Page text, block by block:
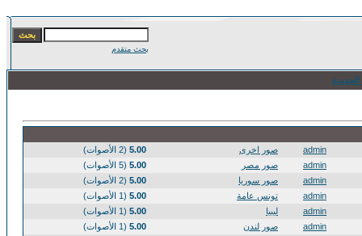
بحث متقدم
admin صور اخرى 5.00 (2 الأصوات)
admin
صور مصر 5.00 (5 الأصوات)
admin
صور سوريا 5.00 (2 الأصوات)
admin
تونس عامة 5.00 (1 الأصوات)
admin
ليبيا 5.00 (1 الأصوات)
admin
صور لندن 5.00 (1 الأصوات)